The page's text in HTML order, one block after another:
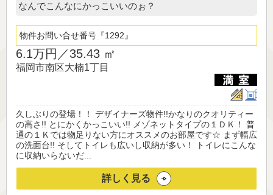
なんでこんなにかっこいいのぉ？
物件お問い合せ番号 1292
6.1万円／35.43 ㎡
福岡市南区大楠1丁目
久しぶりの登場！！ デザイナーズ物件!!かなりのクオリティー
の高さ!! とにかくかっこいい!! メゾネットタイプの１ＤＫ！ 普
通の１Ｋでは物足りない方にオススメのお部屋です☆ まず幅広
の洗面台!! そしてトイレも広いし収納が多い！ トイレにこんな
に収納いらないだ...
詳しく見る